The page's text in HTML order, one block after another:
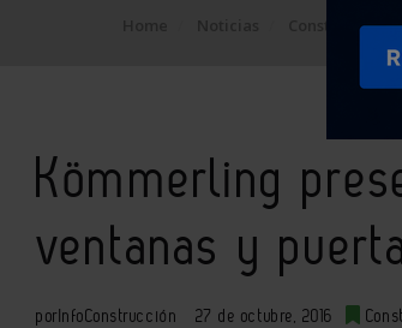
Construcción
Kömmerling
ventanas y
porInfoConstrucción 27 de octubre, 2016